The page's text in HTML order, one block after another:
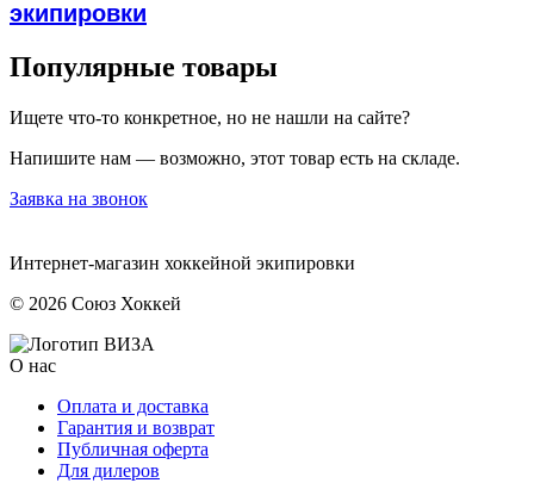
экипировки
Популярные товары
Ищете что-то конкретное, но не нашли на сайте?
Напишите нам — возможно, этот товар есть на складе.
Заявка на звонок
Интернет-магазин хоккейной экипировки
© 2026 Союз Хоккей
О нас
Оплата и доставка
Гарантия и возврат
Публичная оферта
Для дилеров